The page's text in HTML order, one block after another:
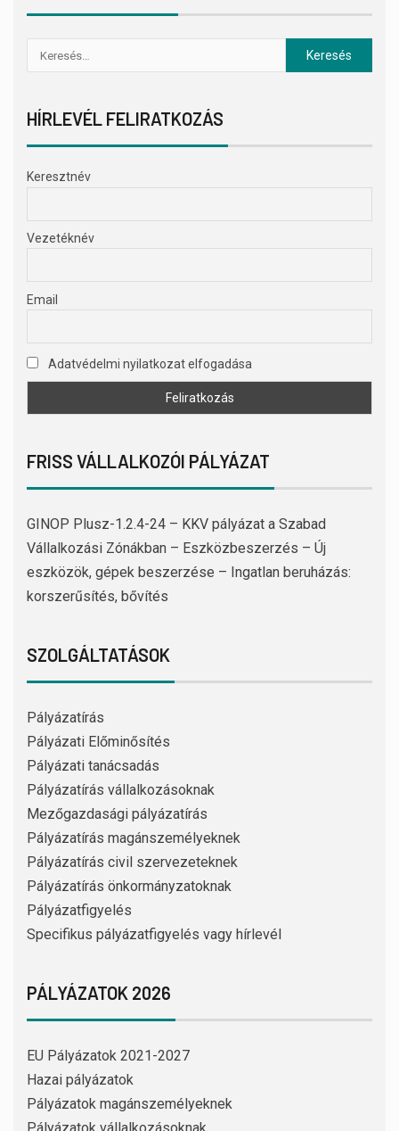
HÍRLEVÉL FELIRATKOZÁS
Keresztnév
Vezetéknév
Email
Adatvédelmi nyilatkozat elfogadása
FRISS VÁLLALKOZÓI PÁLYÁZAT
GINOP Plusz-1.2.4-24 – KKV pályázat a Szabad
Vállalkozási Zónákban – Eszközbeszerzés – Új
eszközök, gépek beszerzése – Ingatlan beruházás:
korszerűsítés, bővítés
SZOLGÁLTATÁSOK
Pályázatírás
Pályázati Előminősítés
Pályázati tanácsadás
Pályázatírás vállalkozásoknak
Mezőgazdasági pályázatírás
Pályázatírás magánszemélyeknek
Pályázatírás civil szervezeteknek
Pályázatírás önkormányzatoknak
Pályázatfigyelés
Specifikus pályázatfigyelés vagy hírlevél
PÁLYÁZATOK 2026
EU Pályázatok 2021-2027
Hazai pályázatok
Pályázatok magánszemélyeknek